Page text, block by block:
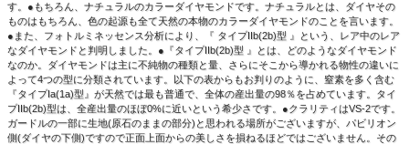
す。●もちろん、ナチュラルのカラーダイヤモンドです。ナチュラルとは、ダイヤその
ものはもちろん、色の起源も全て天然の本物のカラーダイヤモンドのことを言います。
●また、フォトルミネッセンス分析により、『 タイプIIb(2b)型 』という、レア中のレア
なダイヤモンドと判明しました。●『タイプIIb(2b)型 』とは、どのようなダイヤモンド
なのか。ダイヤモンドは主に不純物の種類と量、さらにそこから導かれる物性の違いに
よって4つの型に分類されています。以下の表からもお判りのように、窒素を多く含む
『タイプIa(1a)型』が天然では最も普通で、全体の産出量の98％を占めています。タイ
プIIb(2b)型は、全産出量のほぼ0%に近いという希少さです。●クラリティはVS-2です。
ガードルの一部に生地(原石のままの部分)と思われる場所がございますが、パビリオン
側(ダイヤの下側)ですので正面上面からの美しさを損ねるほどではございません。その